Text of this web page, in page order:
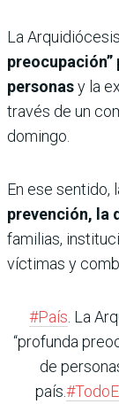
La
personasy la
través de un
domingo.
En ese sentido,
prevención, la
familias,
víctimas y
#País . La
“profunda
de
país.